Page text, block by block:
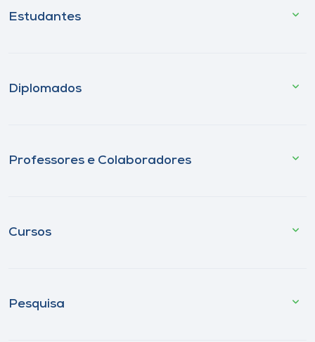
Estudantes
Diplomados
Professores e Colaboradores
Cursos
Pesquisa